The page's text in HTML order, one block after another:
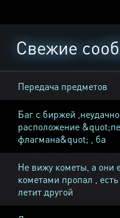
Свежие
Передача предметов
Баг с биржей
расположение
флагмана&quot; , ба
Не вижу кометы, а они
кометами пропал ,
летит другой